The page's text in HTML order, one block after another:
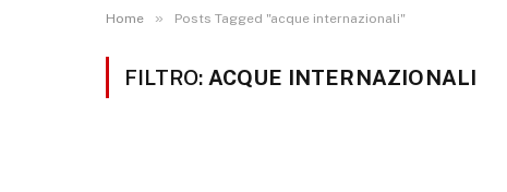
Home » Posts Tagged "acque internazionali"
FILTRO: ACQUE INTERNAZIONALI